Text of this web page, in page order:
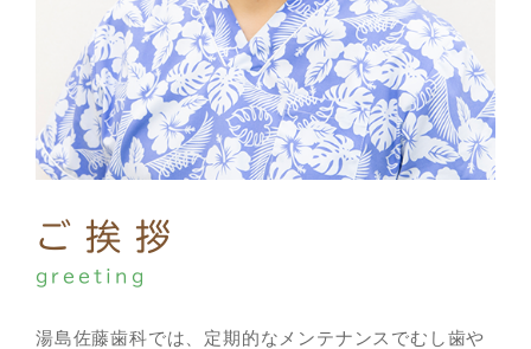
ご挨拶
greeting
湯島佐藤歯科では、定期的なメンテナンスでむし歯や